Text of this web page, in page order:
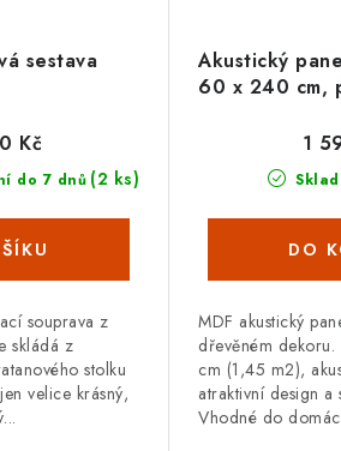
sestava
do 7 dnů (2 ks)
Kč
souprava z
skládá z
stolku
velice krásný,
Akustický
60 x 240 cm,
1
MDF akustický
dřevěném
cm (1,45 m2),
atraktivní design a
Vhodné do